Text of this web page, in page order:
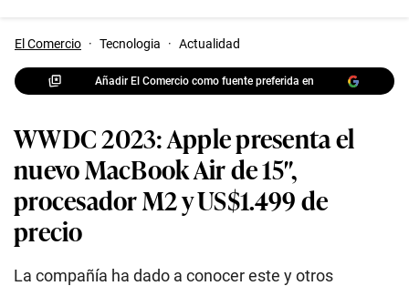
El Comercio · Tecnologia · Actualidad
Añadir El Comercio como fuente preferida en
WWDC 2023: Apple presenta el
nuevo MacBook Air de 15″,
procesador M2 y US$1.499 de
precio
La compañía ha dado a conocer este y otros